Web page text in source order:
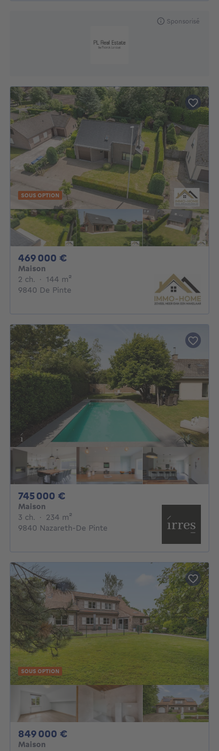
Sponsorisé
SOUS OPTION
469 000 €
Maison
2 ch. 2 chambres
· 144 m²
9840 De Pinte
745 000 €
Maison
3 ch. 3 chambres
· 234 m²
9840 Nazareth-De Pinte
SOUS OPTION
849 000 €
Maison